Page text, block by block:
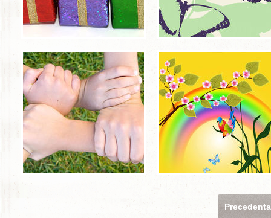
Precedenta